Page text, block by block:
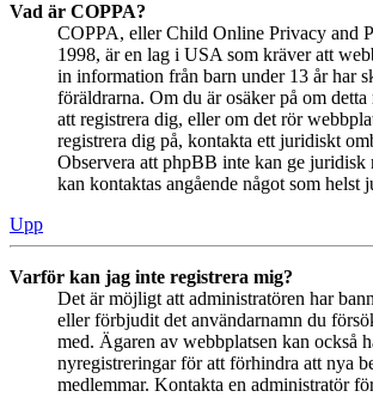
Vad är COPPA?
COPPA, eller Child Online Privacy and
1998, är en lag i USA som kräver att
in information från barn under 13 år har
föräldrarna. Om du är osäker på om
att registrera dig, eller om det rör
registrera dig på, kontakta ett juridiskt
Observera att phpBB inte kan ge
kan kontaktas angående något som helst
Upp
Varför kan jag inte registrera mig?
Det är möjligt att administratören har
eller förbjudit det användarnamn du
med. Ägaren av webbplatsen kan också
nyregistreringar för att förhindra att nya
medlemmar. Kontakta en administratör